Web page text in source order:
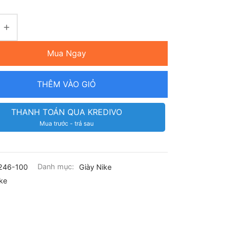
Mua Ngay
THÊM VÀO GIỎ
THANH TOÁN QUA KREDIVO
Mua trước - trả sau
100 Danh mục:
Giày Nike